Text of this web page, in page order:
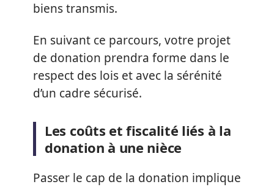
biens transmis.
En suivant ce parcours, votre projet
de donation prendra forme dans le
respect des lois et avec la sérénité
d’un cadre sécurisé.
Les coûts et fiscalité liés à la
donation à une nièce
Passer le cap de la donation implique